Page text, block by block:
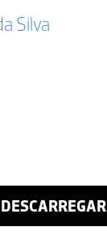
Silva
DESCARREGAR